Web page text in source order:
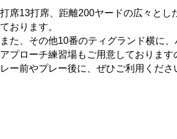
打席13打席、距離200ヤードの広々とし
ております。
また、その他10番のティグランド横に
アプローチ練習場もご用意しておりま
レー前やプレー後に、ぜひご利用くださ